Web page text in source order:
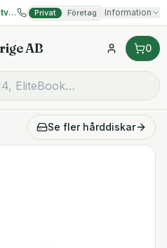
IT! Privat Företag Information
AB 0
Se fler hårddiskar